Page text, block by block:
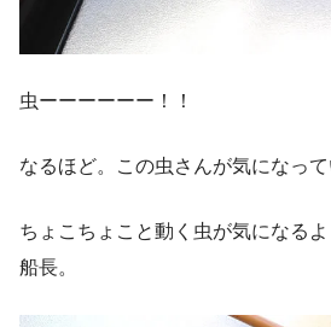
虫ーーーーーー！！
なるほど。この虫さんが気になって
ちょこちょこと動く虫が気になる
船長。